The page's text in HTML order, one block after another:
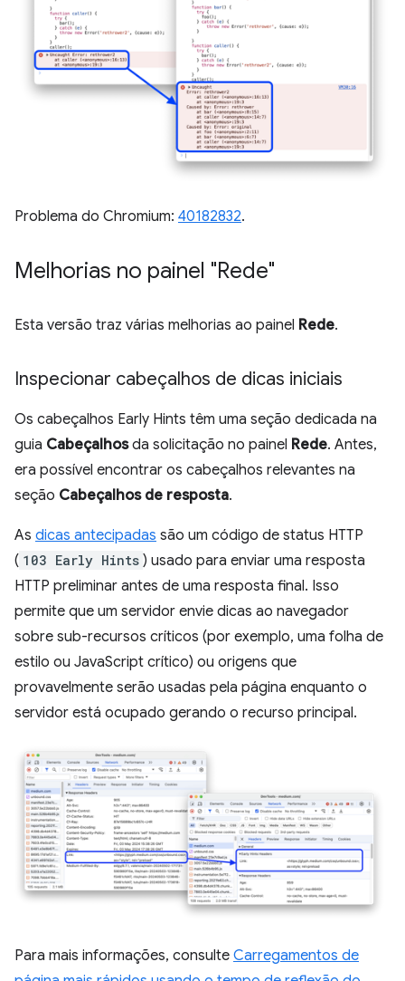
Problema do Chromium: 40182832.
Melhorias no painel "Rede"
Esta versão traz várias melhorias ao painel Rede.
Inspecionar cabeçalhos de dicas iniciais
Os cabeçalhos Early Hints têm uma seção dedicada na
guia Cabeçalhosda solicitação no painel Rede. Antes,
era possível encontrar os cabeçalhos relevantes na
seção Cabeçalhos de resposta.
As dicas antecipadas são um código de status HTTP
( 103 Early Hints ) usado para enviar uma resposta
HTTP preliminar antes de uma resposta final. Isso
permite que um servidor envie dicas ao navegador
sobre sub-recursos críticos (por exemplo, uma folha de
estilo ou JavaScript crítico) ou origens que
provavelmente serão usadas pela página enquanto o
servidor está ocupado gerando o recurso principal.
Para mais informações, consulte Carregamentos de